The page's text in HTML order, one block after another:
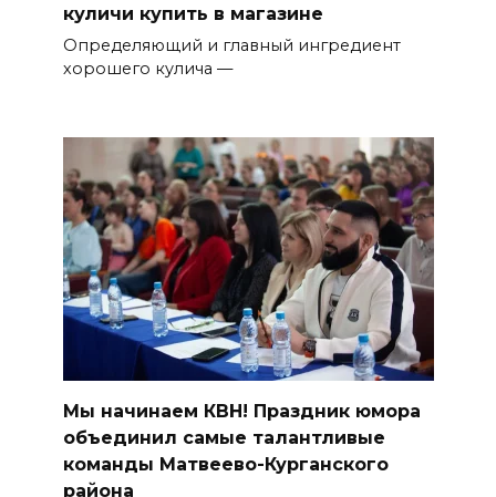
куличи купить в магазине
Определяющий и главный ингредиент
хорошего кулича —
Мы начинаем КВН! Праздник юмора
объединил самые талантливые
команды Матвеево-Курганского
района